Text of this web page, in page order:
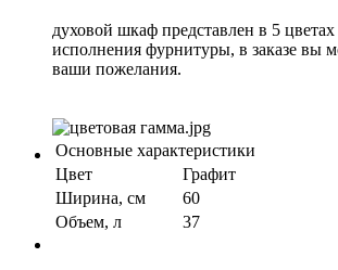
духовой шкаф представлен в 5
исполнения фурнитуры, в заказе вы
ваши пожелания.
Основные характеристики
Цвет
Графит
Ширина, см
60
Объем, л
37